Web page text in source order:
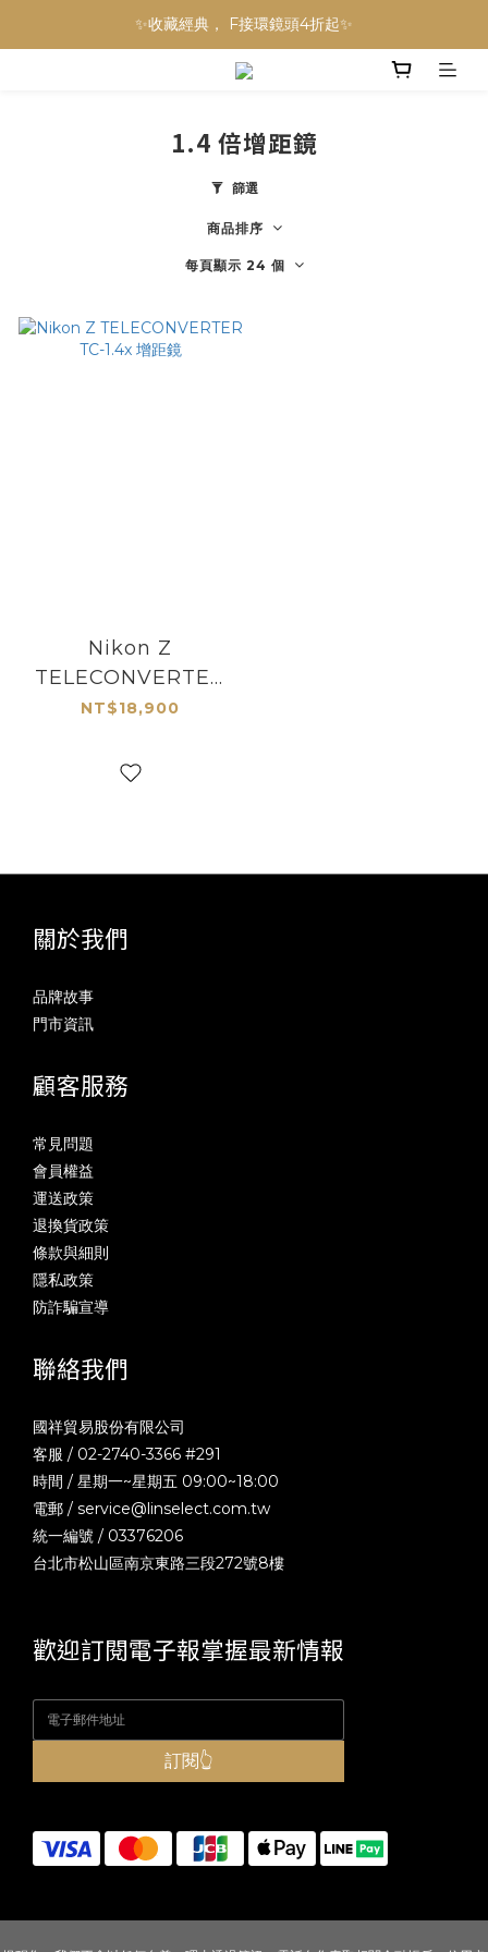
NINJA BLAST 果汁隨行杯 超優惠兩件組 只要$3,800‼️
✨收藏經典， F接環鏡頭4折起✨
加入會員贈$300購物金💰｜消費即享2%回饋 (部分商品不適用)
1.4 倍增距鏡
篩選
商品排序
每頁顯示 24 個
Nikon Z
TELECONVERTER
TC-1.4x 增距鏡
NT$18,900
關於我們
品牌故事
門市資訊
顧客服務
常見問題
會員權益
運送政策
退換貨政策
條款與細則
隱私政策
防詐騙宣導
聯絡我們
國祥貿易股份有限公司
客服 / 02-2740-3366 #291
時間 / 星期一~星期五 09:00~18:00
電郵 / service@linselect.com.tw
統一編號 / 03376206
台北市松山區南京東路三段272號8樓
歡迎訂閱電子報掌握最新情報
訂閱👆